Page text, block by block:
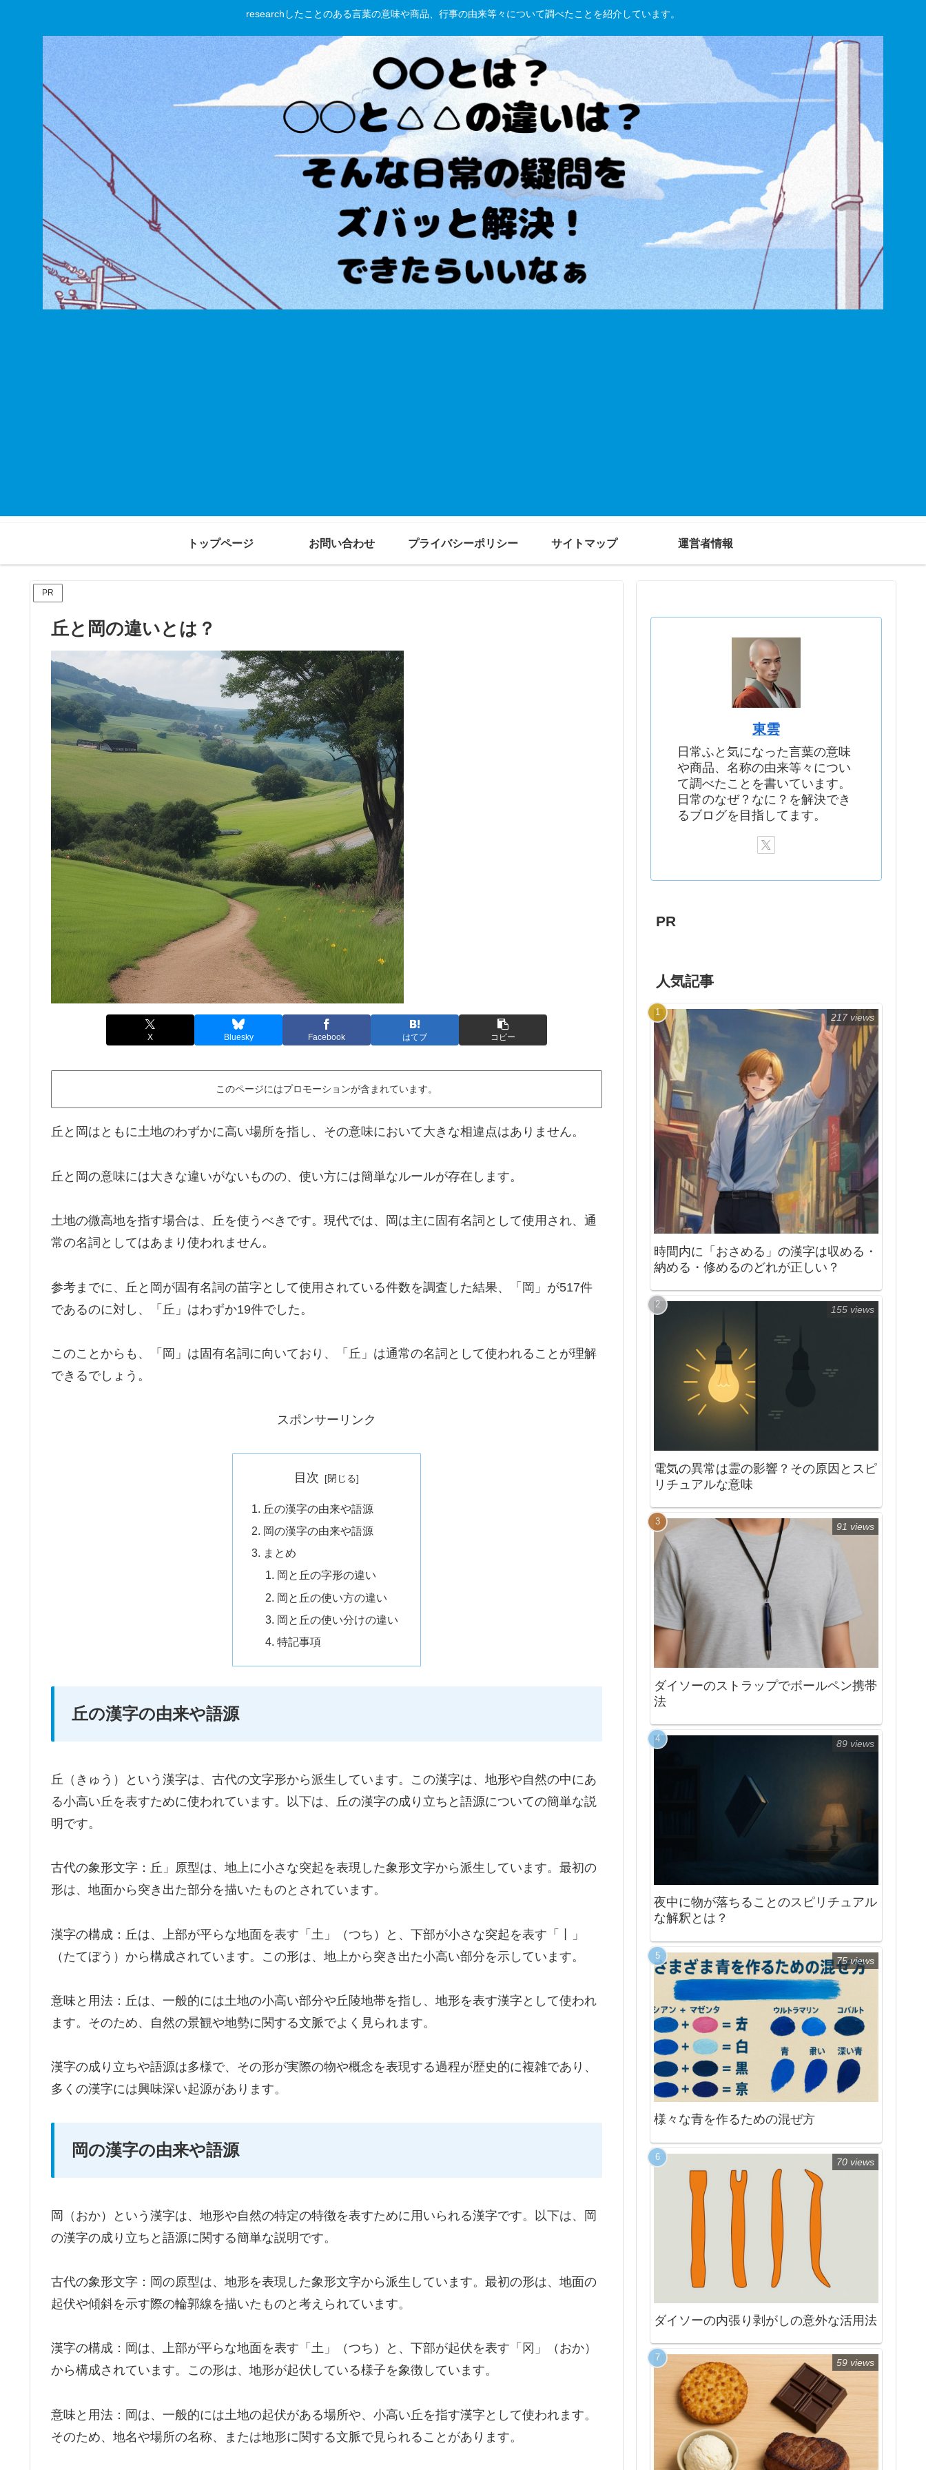
researchしたことのある言葉の意味や商品、行事の由来等々について調べたことを紹介しています。
トップページ お問い合わせ プライバシーポリシー サイトマップ 運営者情報
PR
丘と岡の違いとは？
X Bluesky Facebook はてブ コピー
このページにはプロモーションが含まれています。
丘と岡はともに土地のわずかに高い場所を指し、その意味において大きな相違点はありません。
丘と岡の意味には大きな違いがないものの、使い方には簡単なルールが存在します。
土地の微高地を指す場合は、丘を使うべきです。現代では、岡は主に固有名詞として使用され、通
常の名詞としてはあまり使われません。
参考までに、丘と岡が固有名詞の苗字として使用されている件数を調査した結果、「岡」が517件
であるのに対し、「丘」はわずか19件でした。
このことからも、「岡」は固有名詞に向いており、「丘」は通常の名詞として使われることが理解
できるでしょう。
スポンサーリンク
目次
丘の漢字の由来や語源
岡の漢字の由来や語源
まとめ
岡と丘の字形の違い
岡と丘の使い方の違い
岡と丘の使い分けの違い
特記事項
丘の漢字の由来や語源
丘（きゅう）という漢字は、古代の文字形から派生しています。この漢字は、地形や自然の中にあ
る小高い丘を表すために使われています。以下は、丘の漢字の成り立ちと語源についての簡単な説
明です。
古代の象形文字：丘」原型は、地上に小さな突起を表現した象形文字から派生しています。最初の
形は、地面から突き出た部分を描いたものとされています。
漢字の構成：丘は、上部が平らな地面を表す「土」（つち）と、下部が小さな突起を表す「丨」
（たてぼう）から構成されています。この形は、地上から突き出た小高い部分を示しています。
意味と用法：丘は、一般的には土地の小高い部分や丘陵地帯を指し、地形を表す漢字として使われ
ます。そのため、自然の景観や地勢に関する文脈でよく見られます。
漢字の成り立ちや語源は多様で、その形が実際の物や概念を表現する過程が歴史的に複雑であり、
多くの漢字には興味深い起源があります。
岡の漢字の由来や語源
岡（おか）という漢字は、地形や自然の特定の特徴を表すために用いられる漢字です。以下は、岡
の漢字の成り立ちと語源に関する簡単な説明です。
古代の象形文字：岡の原型は、地形を表現した象形文字から派生しています。最初の形は、地面の
起伏や傾斜を示す際の輪郭線を描いたものと考えられています。
漢字の構成：岡は、上部が平らな地面を表す「土」（つち）と、下部が起伏を表す「冈」（おか）
から構成されています。この形は、地形が起伏している様子を象徴しています。
意味と用法：岡は、一般的には土地の起伏がある場所や、小高い丘を指す漢字として使われます。
そのため、地名や場所の名称、または地形に関する文脈で見られることがあります。
東雲
日常ふと気になった言葉の意味
や商品、名称の由来等々につい
て調べたことを書いています。
日常のなぜ？なに？を解決でき
るブログを目指してます。
PR
人気記事
時間内に「おさめる」の漢字は収める・
納める・修めるのどれが正しい？
217 views
電気の異常は霊の影響？その原因とスピ
リチュアルな意味
155 views
ダイソーのストラップでボールペン携帯
法
91 views
夜中に物が落ちることのスピリチュアル
な解釈とは？
89 views
様々な青を作るための混ぜ方
75 views
ダイソーの内張り剥がしの意外な活用法
70 views
59 views